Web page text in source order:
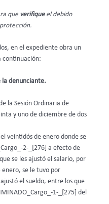
queverifiqueel debido
en el expediente obra un
continuación:
la denunciante.
la Sesión Ordinaria de
y uno de diciembre de dos
veintidós de enero donde se
2-_[276] a efecto de
se les ajustó el salario, por
enero, se le tuvo por
el sueldo, entre los que
1-_[275] del